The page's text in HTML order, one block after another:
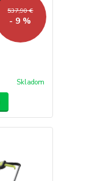
537,90 €
- 9 %
Skladom